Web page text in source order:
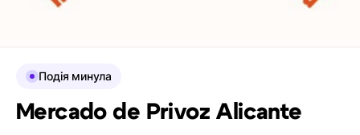
Подія минула
Mercado de Privoz Alicante